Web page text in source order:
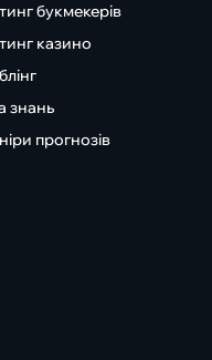
букмекерів
казино
знань
прогнозів